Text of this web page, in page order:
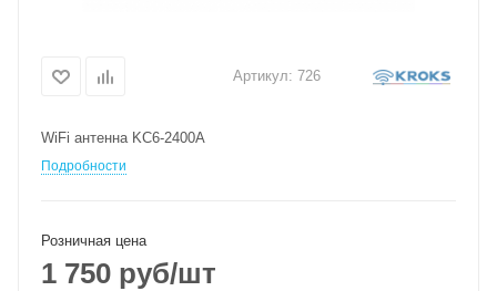
Артикул: 726
WiFi антенна KC6-2400A
Подробности
Розничная цена
1 750 руб/шт